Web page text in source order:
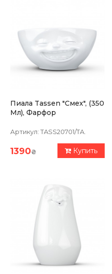
Пиала Tassen "Смех", (350
Мл), Фарфор
Артикул: TASS20701/TA.
1390₴ Купить